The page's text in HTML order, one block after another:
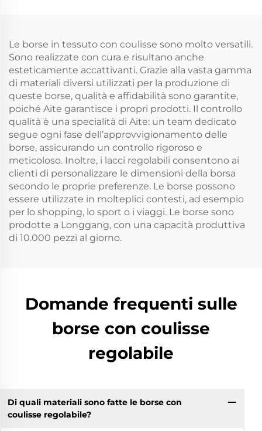
regalo
semplice in mussola
per riporre
Le borse in tessuto con coulisse sono molto versatili.
Sono realizzate con cura e risultano anche
esteticamente accattivanti. Grazie alla vasta gamma
di materiali diversi utilizzati per la produzione di
queste borse, qualità e affidabilità sono garantite,
poiché Aite garantisce i propri prodotti. Il controllo
qualità è una specialità di Aite: un team dedicato
segue ogni fase dell’approvvigionamento delle
borse, assicurando un controllo rigoroso e
meticoloso. Inoltre, i lacci regolabili consentono ai
clienti di personalizzare le dimensioni della borsa
secondo le proprie preferenze. Le borse possono
essere utilizzate in molteplici contesti, ad esempio
per lo shopping, lo sport o i viaggi. Le borse sono
prodotte a Longgang, con una capacità produttiva
di 10.000 pezzi al giorno.
Domande frequenti sulle
borse con coulisse
regolabile
Di quali materiali sono fatte le borse con
coulisse regolabile?